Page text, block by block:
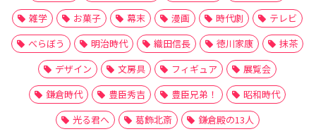
雑学
お菓子 幕末 漫画 時代劇
テレビ
べらぼう
明治時代 織田信長 徳川家康
抹茶
デザイン
文房具 フィギュア
展覧会
鎌倉時代
豊臣秀吉 豊臣兄弟！
昭和時代
光る君へ
葛飾北斎 鎌倉殿の13人